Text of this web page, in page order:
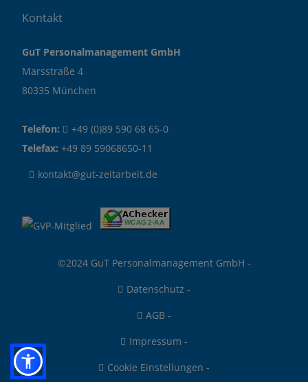
Kontakt
GuT Personalmanagement GmbH
Marsstraße 4
80335 München
Telefon:
+49 (0)89 590 68 65-0
Telefax: +49 89 59068650-11
kontakt@gut-zeitarbeit.de
©2024 GuT Personalmanagement GmbH -
Datenschutz -
AGB -
Impressum -
Cookie Einstellungen -